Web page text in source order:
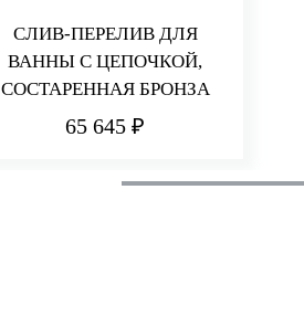
СЛИВ-ПЕРЕЛИВ ДЛЯ
ВАННЫ С ЦЕПОЧКОЙ,
СОСТАРЕННАЯ БРОНЗА
65 645 ₽